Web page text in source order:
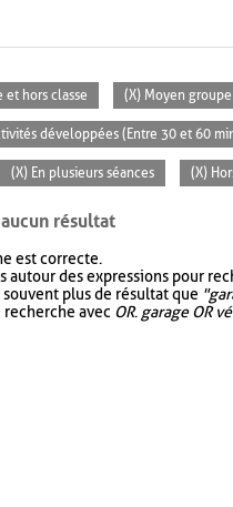
et hors classe (X) Moyen
développées (Entre 30 et 60
(X) En plusieurs séances (X)
résultat
est correcte.
autour des expressions pour
plus de résultat que
recherche avec OR. garage OR